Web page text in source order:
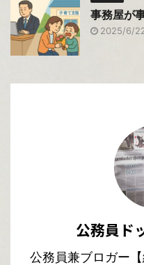
事務屋が
2025/6/
公務員ド
公務員兼ブロガー